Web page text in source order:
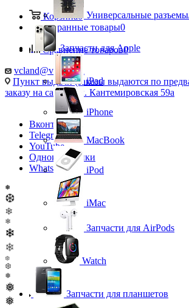
Корзина0
Избранные товары0
Сравнение товаров0
vcland@vcland.ru
Пункт выдачи (заказы выдаются по
заказу на сайте), ул. Кантемировская 59а
Вконтакте
Telegram
YouTube
Одноклассники
WhatsApp
❅
❆
❄
❄
❄
❄
❆
❆
❅
❅
❅
Универсальные
Запчасти для Apple
iPad
iPhone
MacBook
iPod
iMac
Запчасти для AirPods
Watch
Запчасти для планшетов